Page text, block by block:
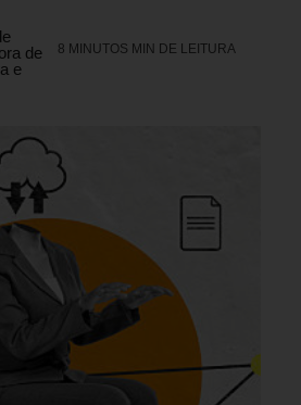
de
e
8 MINUTOS MIN DE LEITURA